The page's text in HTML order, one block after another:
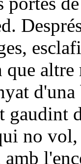
que
gaudint
no vol,